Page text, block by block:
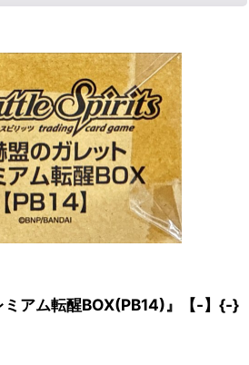
ミアム転醒BOX(PB14)』【-】{-}